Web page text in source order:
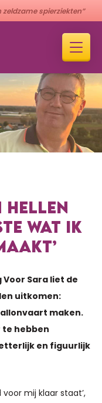
spierziekten”
WAT IK
Sara liet de
uitkomen:
maken.
te hebben
en figuurlijk
mij klaar staat’,